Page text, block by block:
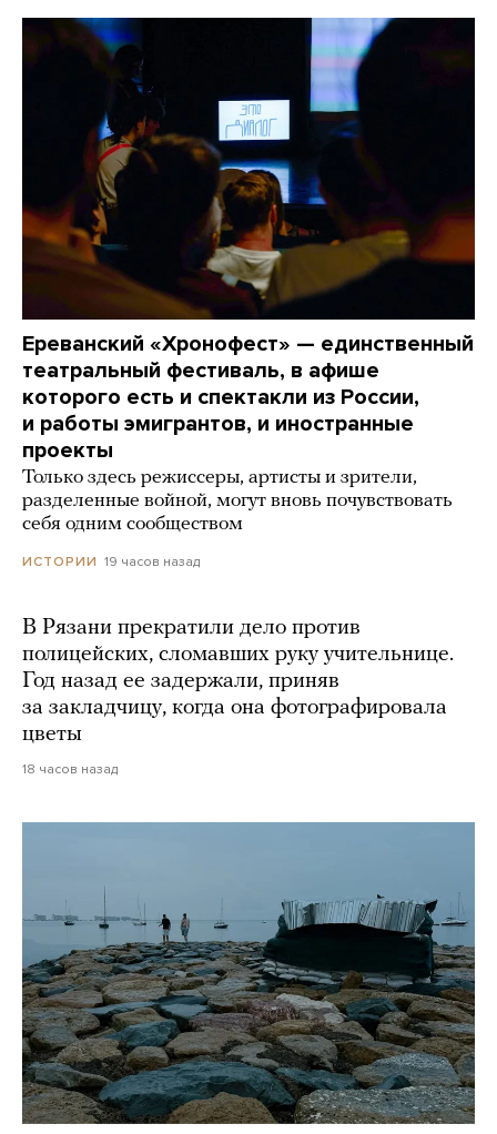
Ереванский «Хронофест» — единственный
театральный фестиваль, в афише
которого есть и спектакли из России,
и работы эмигрантов, и иностранные
проекты
Только здесь режиссеры, артисты и зрители,
разделенные войной, могут вновь почувствовать
себя одним сообществом
ИСТОРИИ 19 часов назад
В Рязани прекратили дело против
полицейских, сломавших руку учительнице.
Год назад ее задержали, приняв
за закладчицу, когда она фотографировала
цветы
18 часов назад